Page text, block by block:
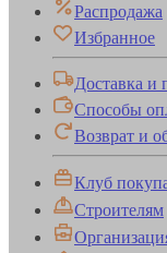
Распродажа
Избранное
Доставка и
Способы
Возврат и
Клуб
Строителям